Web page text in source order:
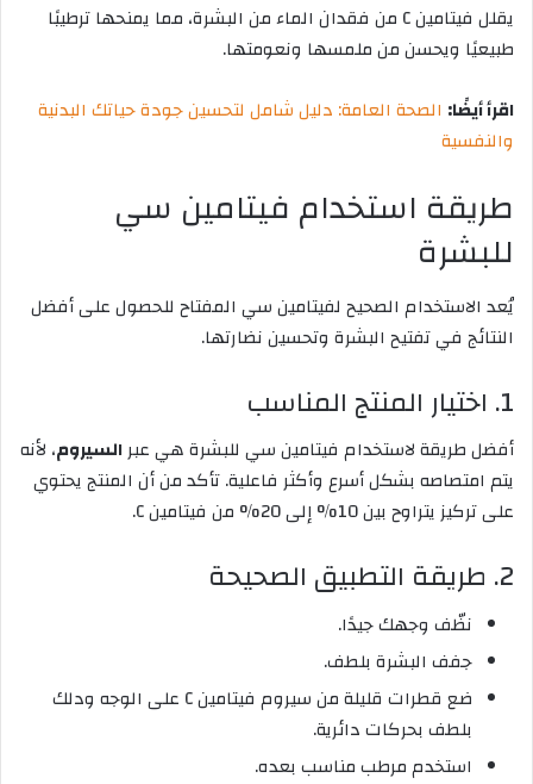
يقلل فيتامين C من فقدان الماء من البشرة، مما يمنحها ترطيبًا
طبيعيًا ويحسن من ملمسها ونعومتها.
اقرأ أيضًا: الصحة العامة: دليل شامل لتحسين جودة حياتك البدنية
والنفسية
طريقة استخدام فيتامين سي
للبشرة
يُعد الاستخدام الصحيح لفيتامين سي المفتاح للحصول على أفضل
النتائج في تفتيح البشرة وتحسين نضارتها.
1. اختيار المنتج المناسب
أفضل طريقة لاستخدام فيتامين سي للبشرة هي عبرالسيروم، لأنه
يتم امتصاصه بشكل أسرع وأكثر فاعلية. تأكد من أن المنتج يحتوي
على تركيز يتراوح بين 10% إلى 20% من فيتامين C.
2. طريقة التطبيق الصحيحة
نظّف وجهك جيدًا.
جفف البشرة بلطف.
ضع قطرات قليلة من سيروم فيتامين C على الوجه ودلك
بلطف بحركات دائرية.
استخدم مرطب مناسب بعده.